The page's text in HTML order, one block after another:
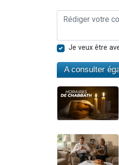
Je veux être
A consulter